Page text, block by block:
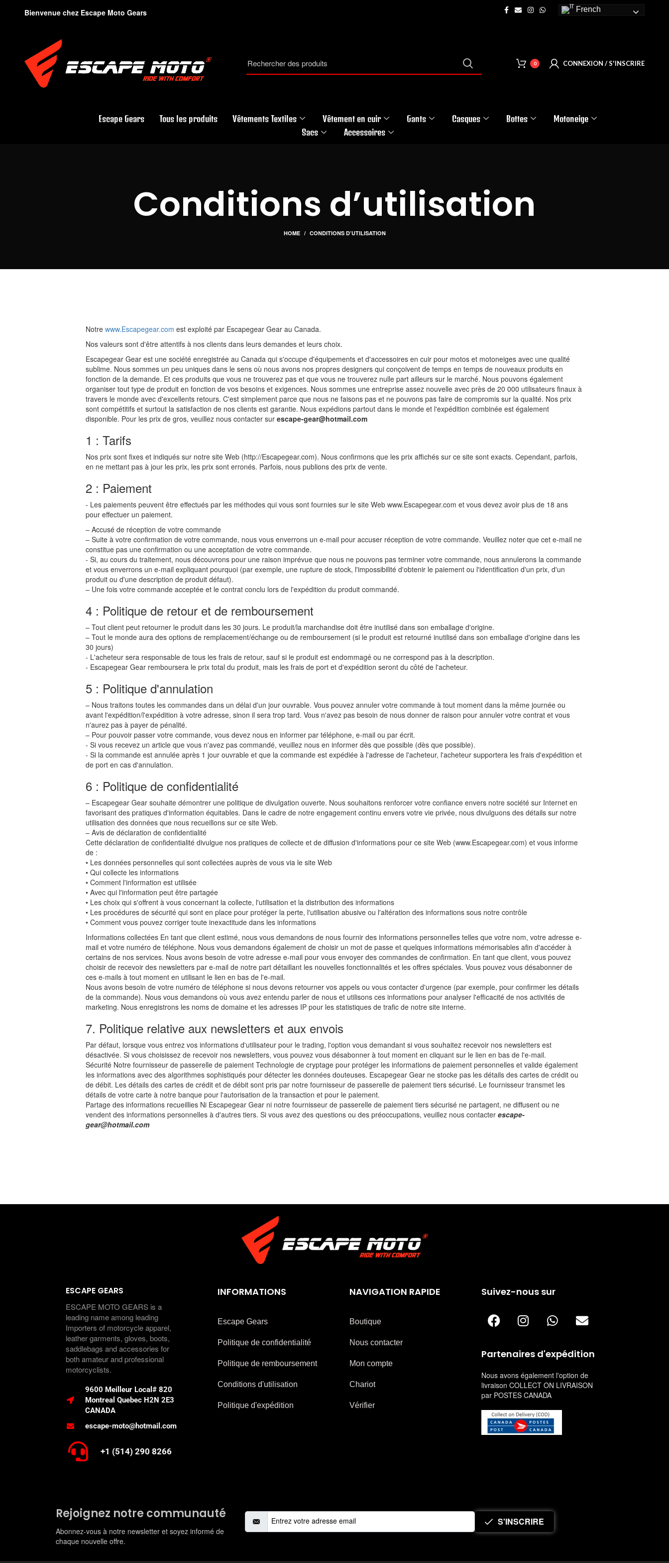
Bienvenue chez Escape Moto Gears French
0 CONNEXION / S'INSCRIRE
Escape Gears Tous les produits Vêtements Textiles Vêtement en cuir Gants Casques Bottes
Motoneige
Sacs
Accessoires
Conditions d’utilisation
HOME CONDITIONS D’UTILISATION
Notre www.Escapegear.com est exploité par Escapegear Gear au Canada.
Nos valeurs sont d'être attentifs à nos clients dans leurs demandes et leurs choix.
Escapegear Gear est une société enregistrée au Canada qui s'occupe d'équipements et d'accessoires en cuir pour motos et motoneiges avec une qualité
sublime. Nous sommes un peu uniques dans le sens où nous avons nos propres designers qui conçoivent de temps en temps de nouveaux produits en
fonction de la demande. Et ces produits que vous ne trouverez pas et que vous ne trouverez nulle part ailleurs sur le marché. Nous pouvons également
organiser tout type de produit en fonction de vos besoins et exigences. Nous sommes une entreprise assez nouvelle avec près de 20 000 utilisateurs finaux à
travers le monde avec d'excellents retours. C'est simplement parce que nous ne faisons pas et ne pouvons pas faire de compromis sur la qualité. Nos prix
sont compétitifs et surtout la satisfaction de nos clients est garantie. Nous expédions partout dans le monde et l'expédition combinée est également
disponible. Pour les prix de gros, veuillez nous contacter sur escape-gear@hotmail.com
1 : Tarifs
Nos prix sont fixes et indiqués sur notre site Web (http://Escapegear.com). Nous confirmons que les prix affichés sur ce site sont exacts. Cependant, parfois,
en ne mettant pas à jour les prix, les prix sont erronés. Parfois, nous publions des prix de vente.
2 : Paiement
- Les paiements peuvent être effectués par les méthodes qui vous sont fournies sur le site Web www.Escapegear.com et vous devez avoir plus de 18 ans
pour effectuer un paiement.
– Accusé de réception de votre commande
– Suite à votre confirmation de votre commande, nous vous enverrons un e-mail pour accuser réception de votre commande. Veuillez noter que cet e-mail ne
constitue pas une confirmation ou une acceptation de votre commande.
- Si, au cours du traitement, nous découvrons pour une raison imprévue que nous ne pouvons pas terminer votre commande, nous annulerons la commande
et vous enverrons un e-mail expliquant pourquoi (par exemple, une rupture de stock, l'impossibilité d'obtenir le paiement ou l'identification d'un prix, d'un
produit ou d'une description de produit défaut).
– Une fois votre commande acceptée et le contrat conclu lors de l'expédition du produit commandé.
4 : Politique de retour et de remboursement
– Tout client peut retourner le produit dans les 30 jours. Le produit/la marchandise doit être inutilisé dans son emballage d'origine.
– Tout le monde aura des options de remplacement/échange ou de remboursement (si le produit est retourné inutilisé dans son emballage d'origine dans les
30 jours)
- L'acheteur sera responsable de tous les frais de retour, sauf si le produit est endommagé ou ne correspond pas à la description.
- Escapegear Gear remboursera le prix total du produit, mais les frais de port et d'expédition seront du côté de l'acheteur.
5 : Politique d'annulation
– Nous traitons toutes les commandes dans un délai d'un jour ouvrable. Vous pouvez annuler votre commande à tout moment dans la même journée ou
avant l'expédition/l'expédition à votre adresse, sinon il sera trop tard. Vous n'avez pas besoin de nous donner de raison pour annuler votre contrat et vous
n'aurez pas à payer de pénalité.
– Pour pouvoir passer votre commande, vous devez nous en informer par téléphone, e-mail ou par écrit.
- Si vous recevez un article que vous n'avez pas commandé, veuillez nous en informer dès que possible (dès que possible).
- Si la commande est annulée après 1 jour ouvrable et que la commande est expédiée à l'adresse de l'acheteur, l'acheteur supportera les frais d'expédition et
de port en cas d'annulation.
6 : Politique de confidentialité
– Escapegear Gear souhaite démontrer une politique de divulgation ouverte. Nous souhaitons renforcer votre confiance envers notre société sur Internet en
favorisant des pratiques d'information équitables. Dans le cadre de notre engagement continu envers votre vie privée, nous divulguons des détails sur notre
utilisation des données que nous recueillons sur ce site Web.
– Avis de déclaration de confidentialité
Cette déclaration de confidentialité divulgue nos pratiques de collecte et de diffusion d'informations pour ce site Web (www.Escapegear.com) et vous informe
de :
• Les données personnelles qui sont collectées auprès de vous via le site Web
• Qui collecte les informations
• Comment l'information est utilisée
• Avec qui l'information peut être partagée
• Les choix qui s'offrent à vous concernant la collecte, l'utilisation et la distribution des informations
• Les procédures de sécurité qui sont en place pour protéger la perte, l'utilisation abusive ou l'altération des informations sous notre contrôle
• Comment vous pouvez corriger toute inexactitude dans les informations
Informations collectées En tant que client estimé, nous vous demandons de nous fournir des informations personnelles telles que votre nom, votre adresse e-
mail et votre numéro de téléphone. Nous vous demandons également de choisir un mot de passe et quelques informations mémorisables afin d'accéder à
certains de nos services. Nous avons besoin de votre adresse e-mail pour vous envoyer des commandes de confirmation. En tant que client, vous pouvez
choisir de recevoir des newsletters par e-mail de notre part détaillant les nouvelles fonctionnalités et les offres spéciales. Vous pouvez vous désabonner de
ces e-mails à tout moment en utilisant le lien en bas de l'e-mail.
Nous avons besoin de votre numéro de téléphone si nous devons retourner vos appels ou vous contacter d'urgence (par exemple, pour confirmer les détails
de la commande). Nous vous demandons où vous avez entendu parler de nous et utilisons ces informations pour analyser l'efficacité de nos activités de
marketing. Nous enregistrons les noms de domaine et les adresses IP pour les statistiques de trafic de notre site interne.
7. Politique relative aux newsletters et aux envois
Par défaut, lorsque vous entrez vos informations d'utilisateur pour le trading, l'option vous demandant si vous souhaitez recevoir nos newsletters est
désactivée. Si vous choisissez de recevoir nos newsletters, vous pouvez vous désabonner à tout moment en cliquant sur le lien en bas de l'e-mail.
Sécurité Notre fournisseur de passerelle de paiement Technologie de cryptage pour protéger les informations de paiement personnelles et valide également
les informations avec des algorithmes sophistiqués pour détecter les données douteuses. Escapegear Gear ne stocke pas les détails des cartes de crédit ou
de débit. Les détails des cartes de crédit et de débit sont pris par notre fournisseur de passerelle de paiement tiers sécurisé. Le fournisseur transmet les
détails de votre carte à notre banque pour l'autorisation de la transaction et pour le paiement.
Partage des informations recueillies Ni Escapegear Gear ni notre fournisseur de passerelle de paiement tiers sécurisé ne partagent, ne diffusent ou ne
vendent des informations personnelles à d'autres tiers. Si vous avez des questions ou des préoccupations, veuillez nous contacter escape-
gear@hotmail.com
ESCAPE GEARS
ESCAPE MOTO GEARS is a
leading name among leading
Importers of motorcycle apparel,
leather garments, gloves, boots,
saddlebags and accessories for
both amateur and professional
motorcyclists.
9600 Meilleur Local# 820
Montreal Quebec H2N 2E3
CANADA
escape-moto@hotmail.com
+1 (514) 290 8266
INFORMATIONS
Escape Gears
Politique de confidentialité
Politique de remboursement
Conditions d'utilisation
Politique d'expédition
NAVIGATION RAPIDE
Boutique
Nous contacter
Mon compte
Chariot
Vérifier
Suivez-nous sur
Partenaires d'expédition
Nous avons également l'option de
livraison COLLECT ON LIVRAISON
par POSTES CANADA
Rejoignez notre communauté
Abonnez-vous à notre newsletter et soyez informé de
chaque nouvelle offre.
S'INSCRIRE